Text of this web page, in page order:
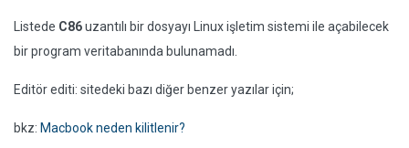
Listede C86uzantılı bir dosyayı Linux işletim sistemi ile açabilecek
bir program veritabanında bulunamadı.
Editör editi: sitedeki bazı diğer benzer yazılar için;
bkz: Macbook neden kilitlenir?